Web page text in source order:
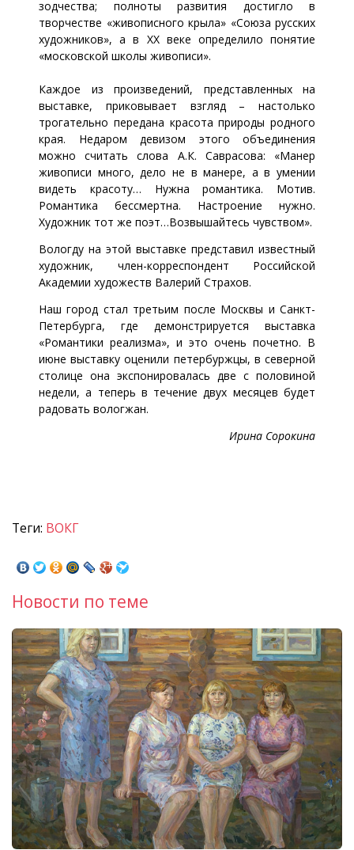
зодчества; полноты развития достигло в
творчестве «живописного крыла» «Союза русских
художников», а в ХХ веке определило понятие
«московской школы живописи».
Каждое из произведений, представленных на
выставке, приковывает взгляд – настолько
трогательно передана красота природы родного
края. Недаром девизом этого объединения
можно считать слова А.К. Саврасова: «Манер
живописи много, дело не в манере, а в умении
видеть красоту… Нужна романтика. Мотив.
Романтика бессмертна. Настроение нужно.
Художник тот же поэт…Возвышайтесь чувством».
Вологду на этой выставке представил известный
художник, член-корреспондент Российской
Академии художеств Валерий Страхов.
Наш город стал третьим после Москвы и Санкт-
Петербурга, где демонстрируется выставка
«Романтики реализма», и это очень почетно. В
июне выставку оценили петербуржцы, в северной
столице она экспонировалась две с половиной
недели, а теперь в течение двух месяцев будет
радовать вологжан.
Ирина Сорокина
Теги: ВОКГ
Новости по теме